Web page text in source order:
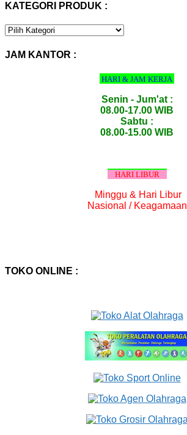
KATEGORI PRODUK :
KATEGORI
JAM KANTOR :
HARI & JAM KERJA
Senin - Jum'at :
08.00-17.00 WIB
Sabtu :
08.00-15.00 WIB
HARI LIBUR
Minggu & Hari Libur
Nasional / Keagamaan
TOKO ONLINE :